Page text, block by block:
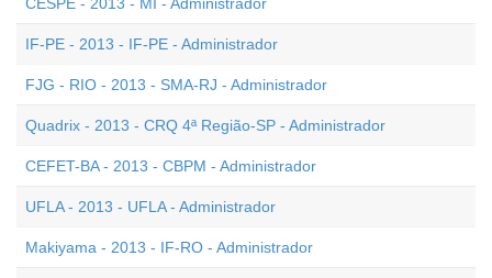
IF-PE - 2013 - IF-PE - Administrador
FJG - RIO - 2013 - SMA-RJ - Administrador
Quadrix - 2013 - CRQ 4ª Região-SP - Administrador
CEFET-BA - 2013 - CBPM - Administrador
UFLA - 2013 - UFLA - Administrador
Makiyama - 2013 - IF-RO - Administrador